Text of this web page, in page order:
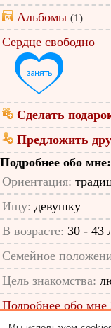
Альбомы (1)
Сердце свободно
Сделать
Предложить
Подробнее обо мне:
Ориентация:
Ищу: девушку
В возрасте: 30 - 43
Семейное
Цель знакомства:
Подробнее обо мне